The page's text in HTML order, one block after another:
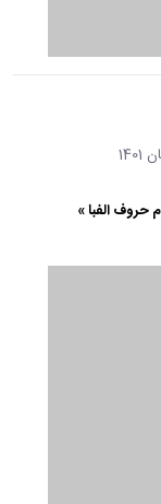
حروف الفبا »